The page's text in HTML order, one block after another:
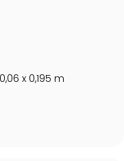
x 0,195 m